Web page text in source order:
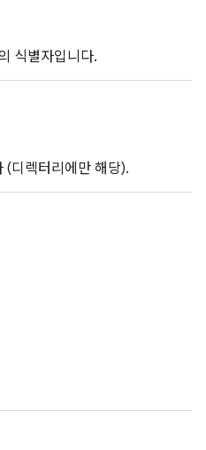
식별자입니다.
(디렉터리에만 해당).